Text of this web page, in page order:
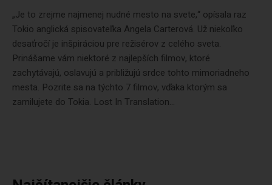
„Je to zrejme najmenej nudné mesto na svete,“ opísala raz
Tokio anglická spisovateľka Angela Carterová. Už niekoľko
desaťročí je inšpiráciou pre režisérov z celého sveta.
Prinášame vám niektoré z najlepších filmov, ktoré
zachytávajú, oslavujú a približujú srdce tohto mimoriadneho
mesta. Pozrite sa na týchto 7 filmov, vďaka ktorým sa
zamilujete do Tokia. Lost In Translation...